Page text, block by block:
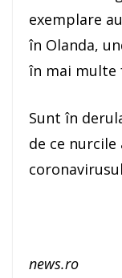
exemplare
în Olanda,
în mai multe
Sunt în
de ce
news.ro